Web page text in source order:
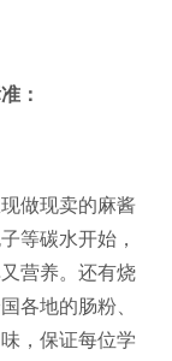
：
做现卖的麻酱
等碳水开始，
营养。还有烧
各地的肠粉、
，保证每位学